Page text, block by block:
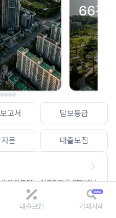
고서 담보등급
문 대출모집
데이트되는 AI추정가를 경험해보
시도
대출모집 거래사례